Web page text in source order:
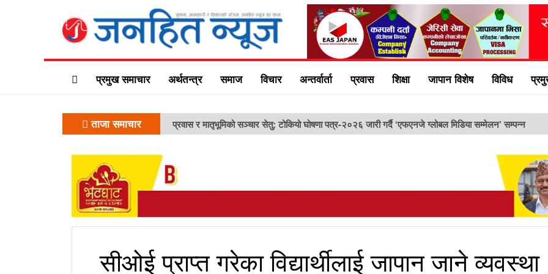
प्रमुख समाचार अर्थतन्त्र समाज विचार अन्तर्वार्ता प्रवास शिक्षा जापान विशेष विविध
ताजा समाचार प्रवास र मातृभूमिको सञ्चार सेतु: टोकियो घोषणा पत्र-२०२६ जारी गर्दै ‘एफएनजे ग्लोबल मिडिया सम्मेलन’ सम्पन्न
सीओई प्राप्त गरेका विद्यार्थीलाई जापान जाने व्यवस्था